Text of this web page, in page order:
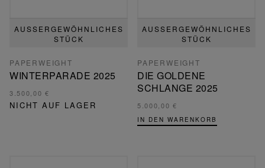
AUSSERGEWÖHNLICHES S
TÜCK
PAPERWEIGHT
WINTERPARADE 2025
3.500,00 €
NICHT AUF LAGER
AUSSERGEWÖHNLICHES S
TÜCK
PAPERWEIGHT
DIE GOLDENE
SCHLANGE 2025
5.000,00 €
IN DEN WARENKORB